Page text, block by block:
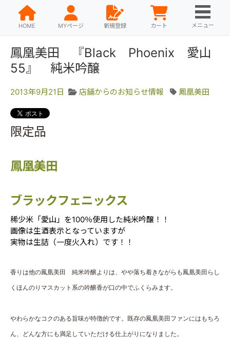
HOME MYページ 新規登録 カート メニュー
鳳凰美田 『Black Phoenix 愛山
55』 純米吟醸
2013年9月21日 店舗からのお知らせ情報 鳳凰美田
限定品
鳳凰美田
ブラックフェニックス
稀少米「愛山」を100％使用した純米吟醸！！
画像は生酒表示となっていますが
実物は生詰（一度火入れ）です！！
香りは他の鳳凰美田 純米吟醸よりは、やや落ち着きながらも 鳳凰美田らし
くほんのりマスカット系の吟醸香が口の中でふくらみます。
やわらかなコクのある旨味が特徴的です。既存の鳳凰美田ファンには もちろ
ん、どんな方にも満足していただける仕上がりになりました。